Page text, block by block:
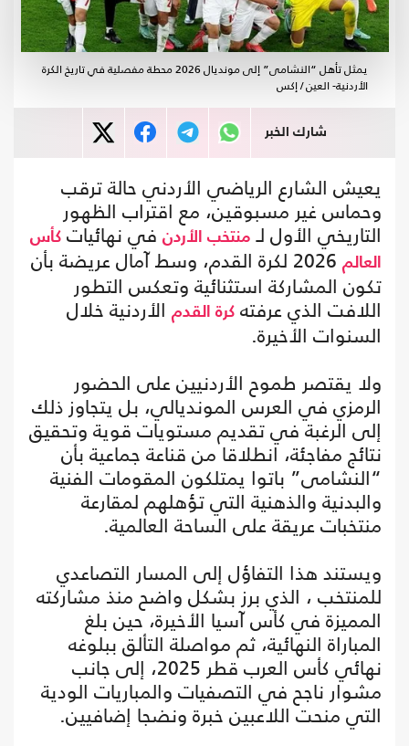
يمثل تأهل “النشامى” إلى مونديال 2026 محطة مفصلية في تاريخ الكرة
الأردنية- العين / إكس
شارك الخبر
يعيش الشارع الرياضي الأردني حالة ترقب
وحماس غير مسبوقين، مع اقتراب الظهور
التاريخي الأول لـ منتخب الأردن في نهائيات كأس
العالم
2026 لكرة القدم، وسط آمال عريضة بأن
تكون المشاركة استثنائية وتعكس التطور
اللافت الذي عرفته كرة القدم الأردنية خلال
السنوات الأخيرة.
ولا يقتصر طموح الأردنيين على الحضور
الرمزي في العرس المونديالي، بل يتجاوز ذلك
إلى الرغبة في تقديم مستويات قوية وتحقيق
نتائج مفاجئة، انطلاقا من قناعة جماعية بأن
“النشامى” باتوا يمتلكون المقومات الفنية
والبدنية والذهنية التي تؤهلهم لمقارعة
منتخبات عريقة على الساحة العالمية.
ويستند هذا التفاؤل إلى المسار التصاعدي
للمنتخب ، الذي برز بشكل واضح منذ مشاركته
المميزة في كأس آسيا الأخيرة، حين بلغ
المباراة النهائية، ثم مواصلة التألق ببلوغه
نهائي كأس العرب قطر 2025، إلى جانب
مشوار ناجح في التصفيات والمباريات الودية
التي منحت اللاعبين خبرة ونضجا إضافيين.